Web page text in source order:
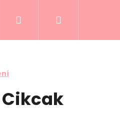
Hodnocení obchodu
Přihlášení